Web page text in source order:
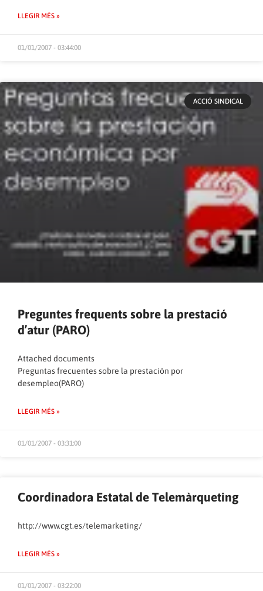
LLEGIR MÉS »
01/01/2007 - 03:44:00
ACCIÓ SINDICAL
Preguntes frequents sobre la prestació
d’atur (PARO)
Attached documents
Preguntas frecuentes sobre la prestación por
desempleo(PARO)
LLEGIR MÉS »
01/01/2007 - 03:31:00
Coordinadora Estatal de Telemàrqueting
http://www.cgt.es/telemarketing/
LLEGIR MÉS »
01/01/2007 - 03:22:00